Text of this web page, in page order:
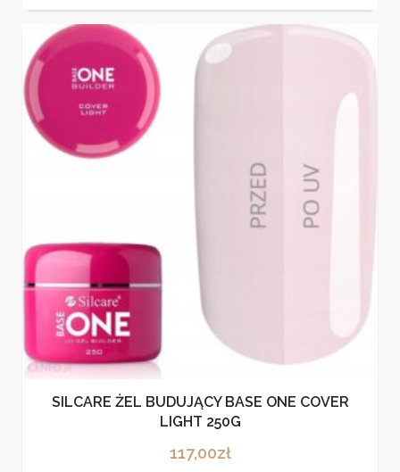
SILCARE ŻEL BUDUJĄCY BASE ONE COVER
LIGHT 250G
117,00zł